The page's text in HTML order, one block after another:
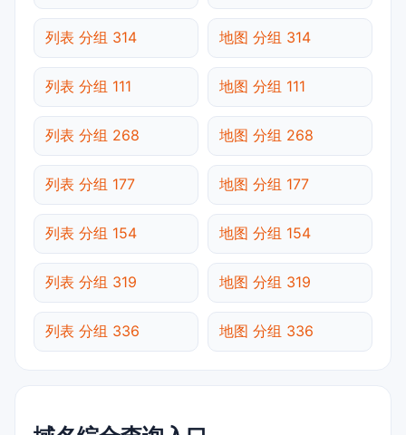
列表 分组 314 地图 分组 314
列表 分组 111 地图 分组 111
列表 分组 268 地图 分组 268
列表 分组 177 地图 分组 177
列表 分组 154 地图 分组 154
列表 分组 319 地图 分组 319
列表 分组 336 地图 分组 336